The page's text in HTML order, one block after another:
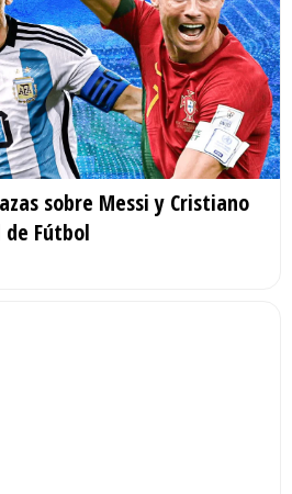
sobre Messi y Cristiano
de Fútbol